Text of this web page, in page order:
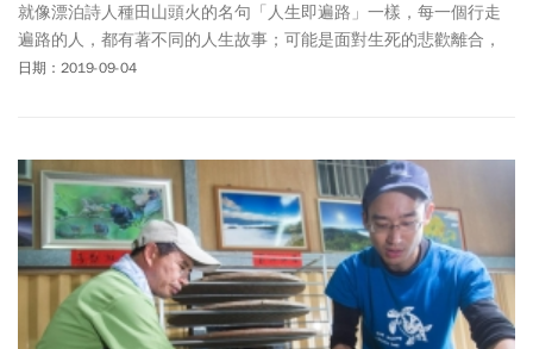
就像漂泊詩人種田山頭火的名句「人生即遍路」一樣，每一個行走
遍路的人，都有著不同的人生故事；可能是面對生死的悲歡離合，
可能是想找回迷路的自我，每一個故事都令人動容。
日期：2019-09-04